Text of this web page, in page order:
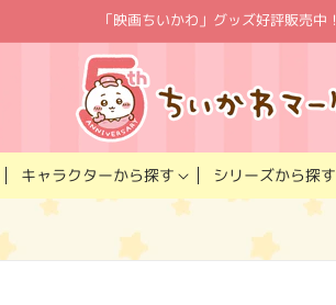
「映画ちいかわ」グッズ好評販売中！
キャラクターから探す シリーズから探す